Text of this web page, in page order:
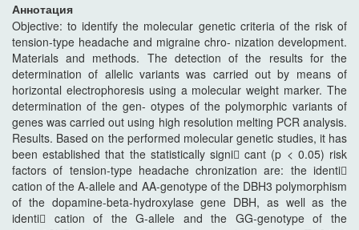
Аннотация
Objective: to identify the molecular genetic criteria of the risk of
tension-type headache and migraine chro- nization development.
Materials and methods. The detection of the results for the
determination of allelic variants was carried out by means of
horizontal electrophoresis using a molecular weight marker. The
determination of the gen- otypes of the polymorphic variants of
genes was carried out using high resolution melting PCR analysis.
Results. Based on the performed molecular genetic studies, it has
been established that the statistically signi cant (p < 0.05) risk
factors of tension-type headache chronization are: the identi
cation of the A-allele and AA-genotype of the DBH3 polymorphism
of the dopamine-beta-hydroxylase gene DBH, as well as the
identi cation of the G-allele and the GG-genotype of the